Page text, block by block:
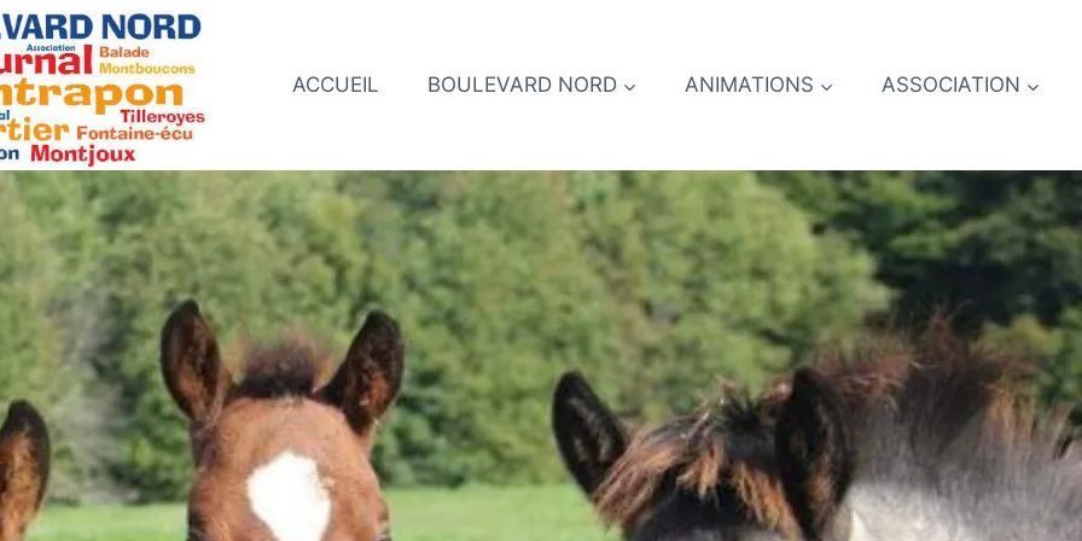
ACCUEIL BOULEVARD NORD ANIMATIONS ASSOCIATION